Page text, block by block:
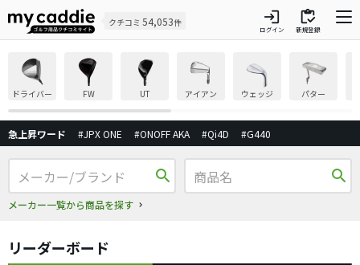
クチコミ 54,053件 login
ログイン
inventory
新規登録
ドライバー FW UT アイアン ウェッジ パター
急上昇ワード #JPX ONE #ONOFF AKA #Qi4D #G440
search
メーカー一覧から商品を探す
search
リーダーボード